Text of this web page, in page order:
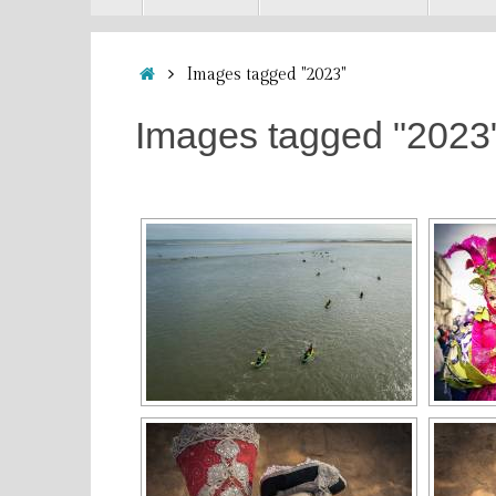
Accueil
Images tagged "2023"
Images tagged